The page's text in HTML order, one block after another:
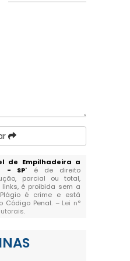
de Empilhadeira a
- SP" é de direito
parcial ou total,
é proibida sem a
é crime e está
Código Penal. – Lei n°
.